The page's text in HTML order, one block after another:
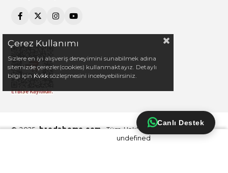
undefined
© 2025bredahome.com- Tüm Hakları Saklıdır.
Canlı Destek
Çerez Kullanımı
Sizlere en iyi alışveriş deneyimini sunabilmek adına
sitemizde çerezler(cookies) kullanmaktayız. Detaylı
bilgi için Kvkk sözleşmesini inceleyebilirsiniz.